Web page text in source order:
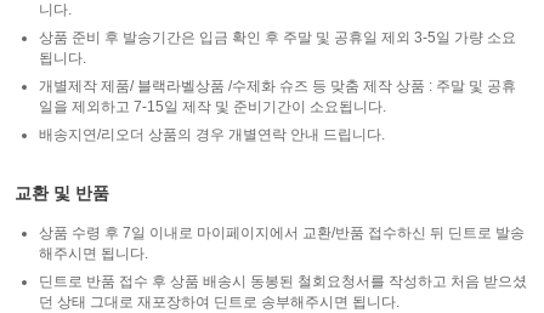
니다.
상품 준비 후 발송기간은 입금 확인 후 주말 및 공휴일 제외 3-5일 가량 소요
됩니다.
개별제작 제품/ 블랙라벨상품 /수제화 슈즈 등 맞춤 제작 상품 : 주말 및 공휴
일을 제외하고 7-15일 제작 및 준비기간이 소요됩니다.
배송지연/리오더 상품의 경우 개별연락 안내 드립니다.
교환 및 반품
상품 수령 후 7일 이내로 마이페이지에서 교환/반품 접수하신 뒤 딘트로 발송
해주시면 됩니다.
딘트로 반품 접수 후 상품 배송시 동봉된 철회요청서를 작성하고 처음 받으셨
던 상태 그대로 재포장하여 딘트로 송부해주시면 됩니다.